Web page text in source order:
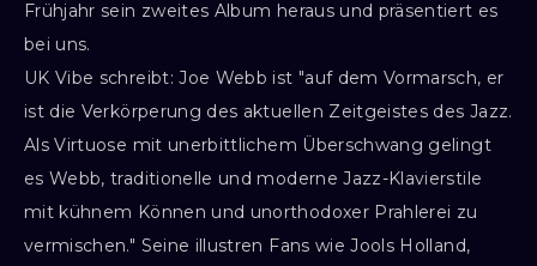
Frühjahr sein zweites Album heraus und präsentiert es
bei uns.
UK Vibe schreibt: Joe Webb ist "auf dem Vormarsch, er
ist die Verkörperung des aktuellen Zeitgeistes des Jazz.
Als Virtuose mit unerbittlichem Überschwang gelingt
es Webb, traditionelle und moderne Jazz-Klavierstile
mit kühnem Können und unorthodoxer Prahlerei zu
vermischen." Seine illustren Fans wie Jools Holland,